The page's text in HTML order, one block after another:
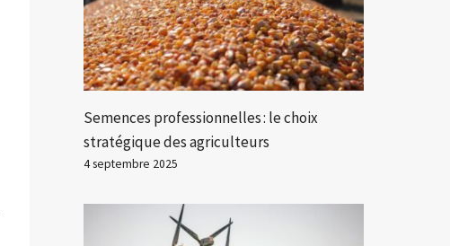
Semences professionnelles : le choix
stratégique des agriculteurs
4 septembre 2025